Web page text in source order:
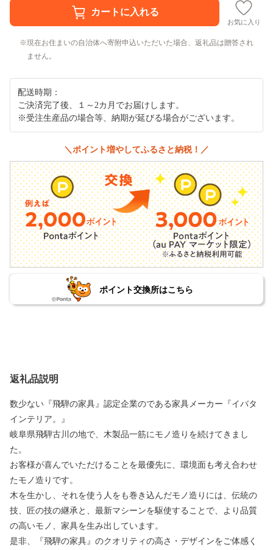
お気に入り
現在お住まいの自治体へ寄附申込いただいた場合、返礼品は贈答され
ません。
配送時期：
ご決済完了後、１～2カ月でお届けします。
※受注生産品の場合等、納期が延びる場合がございます。
＼ポイント増やしてふるさと納税！／
ポイント交換所はこちら
返礼品説明
数少ない『飛騨の家具』認定企業のである家具メーカー『イバタ
インテリア。』
岐阜県飛騨古川の地で、木製品一筋にモノ造りを続けてきまし
た。
お客様が喜んでいただけることを最優先に、環境面も考え合わせ
たモノ造りです。
木を生かし、それを使う人をも巻き込んだモノ造りには、伝統の
技、匠の技の継承と、最新マシーンを駆使することで、より品質
の高いモノ、家具を生み出しています。
是非、『飛騨の家具』のクオリティの高さ・デザインをご体感く